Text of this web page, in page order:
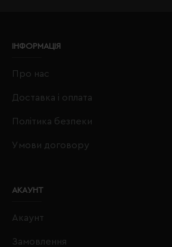
ІНФОРМАЦІЯ
Про нас
Доставка і оплата
Політика безпеки
Умови договору
АКАУНТ
Акаунт
Замовлення